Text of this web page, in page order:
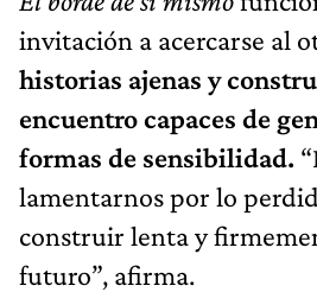
invitación a acercarse al
historias ajenas y
encuentro capaces de
formas de sensibilidad.
lamentarnos por lo
construir lenta y
futuro”, afirma.